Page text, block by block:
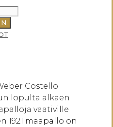
Costello
lopulta alkaen
vaativille
1921 maapallo on